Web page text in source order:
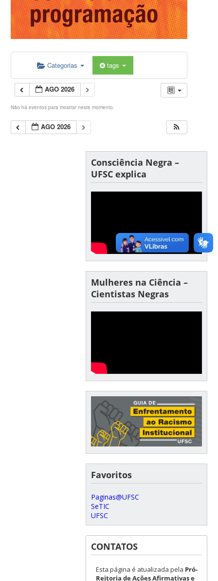
Categorias tags
AGO 2026
Não há eventos para mostrar neste momento.
AGO 2026
Consciência Negra –
UFSC explica
Mulheres na Ciência –
Cientistas Negras
Favoritos
Paginas@UFSC
SeTIC
UFSC
CONTATOS
Esta página é atualizada pela Pró-
Reitoria de Ações Afirmativas e